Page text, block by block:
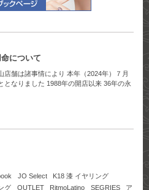
について
店舗は諸事情により 本年（2024年）７月
となりました 1988年の開店以来 36年の永
JO Select
K18 漆 イヤリング
グ
OUTLET RitmoLatino SEGRIES ア